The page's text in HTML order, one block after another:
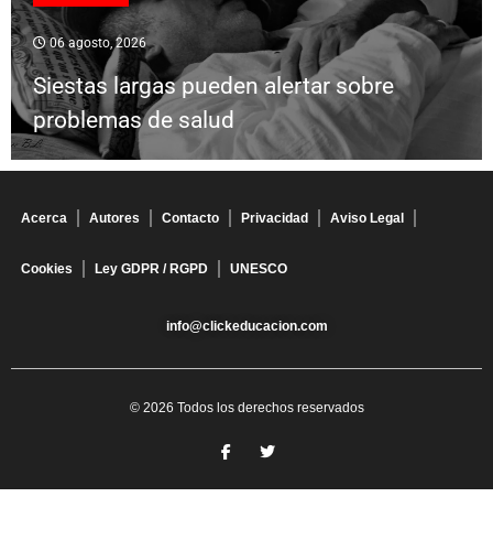
06 agosto, 2026
Siestas largas pueden alertar sobre
problemas de salud
Acerca Autores Contacto Privacidad Aviso Legal
Cookies Ley GDPR / RGPD UNESCO
info@clickeducacion.com
© 2026 Todos los derechos reservados